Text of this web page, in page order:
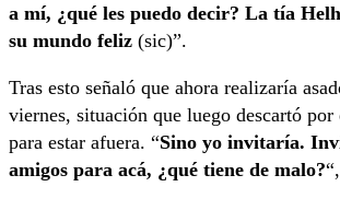
a mí, ¿qué les puedo decir? La tía
su mundo feliz (sic)”.
Tras esto señaló que ahora realizaría
viernes, situación que luego descartó
para estar afuera. “Sino yo invitaría.
amigos para acá, ¿qué tiene de malo?